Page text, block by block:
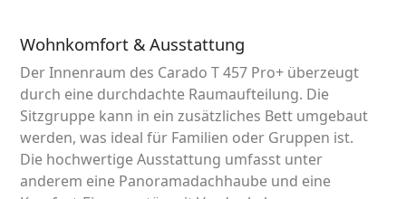
Wohnkomfort & Ausstattung
Der Innenraum des Carado T 457 Pro+ überzeugt
durch eine durchdachte Raumaufteilung. Die
Sitzgruppe kann in ein zusätzliches Bett umgebaut
werden, was ideal für Familien oder Gruppen ist.
Die hochwertige Ausstattung umfasst unter
anderem eine Panoramadachhaube und eine